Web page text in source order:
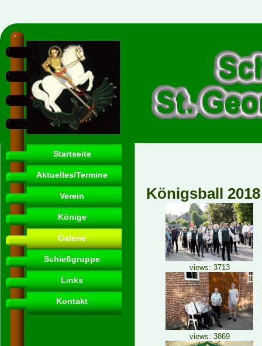
Startseite
Aktuelles/Termine
Verein
Könige
Galerie
Schießgruppe
Links
Kontakt
Königsball 2018
views: 3713
views: 3869